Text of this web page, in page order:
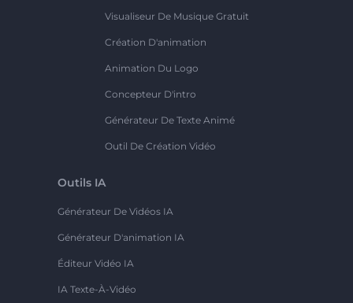
Visualiseur De Musique Gratuit
Création D'animation
Animation Du Logo
Concepteur D'intro
Générateur De Texte Animé
Outil De Création Vidéo
Outils IA
Générateur De Vidéos IA
Générateur D'animation IA
Éditeur Vidéo IA
IA Texte-À-Vidéo